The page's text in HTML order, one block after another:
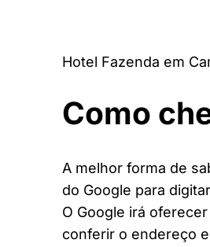
Hotel Fazenda em
Como
A melhor forma de
do Google para
O Google irá
conferir o endereço